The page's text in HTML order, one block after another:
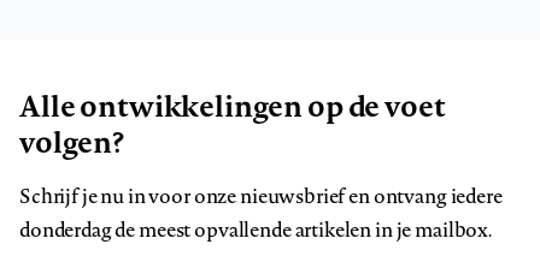
Alle ontwikkelingen op de voet
volgen?
Schrijf je nu in voor onze nieuwsbrief en ontvang iedere
donderdag de meest opvallende artikelen in je mailbox.